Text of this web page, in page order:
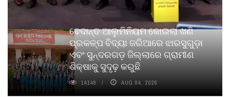
ବେଦାନ୍ତ ଆଲୁମିନିୟମ କୋଇଲା ଖଣି
ପ୍ରକଳ୍ପ ବିଦ୍ୟା ଜରିଆରେ ଝାରସୁଗୁଡ଼ା
ଏବଂ ସୁନ୍ଦରଗଡ଼ ଜିଲ୍ଲାରେ ଗ୍ରାମୀଣ
ଶିକ୍ଷାକୁ ସୁଦୃଢ଼ କରୁଛି
14148 AUG 04, 2026